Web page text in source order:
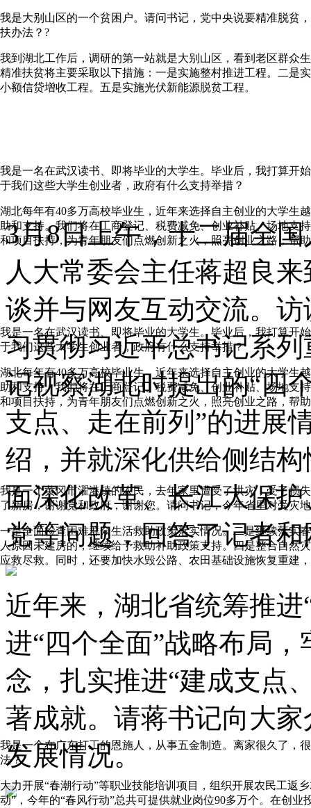
3月8日上午，十二届全
人大常委会主任蒋超良
谈并与网友互动交流。
习贯彻习近平总书记系
记视察湖北时提出的“四
支点、走在前列”的进展
绍，并就深化供给侧结
面深化改革、长江大保
党等问题，回答了记者
近年来，湖北省统筹推
进“四个全面”战略布局
念，扎实推进“建成支点
著成就。请蒋书记向大
发展情况。
我是大别山区的一个贫困户。请问书记，党中央说要精准脱贫
扶办法？?
我到湖北工作后，调研的第一站就是大别山区，看到老区群众
精准扶贫将主要采取以下措施：一是实施整村推进工程。二是
小额信贷增收工程。五是实施光伏新能源脱贫工程。
我是一名在武汉读书、即将毕业的大学生。毕业后，我打算开
于我们这些大学生创业者，政府有什么支持举措？
湖北每年有40多万高校毕业生，近年来选择自主创业的大学生
助和支持。我们将在工商登记、税费减免、创业补贴、场地支
和项目扶持，为青年朋友们点燃创新之火，照亮创业之路，帮
我是一名在武汉读书、即将毕业的大学生。毕业后，我打算开
于我们这些大学生创业者，政府有什么支持举措？
湖北每年有40多万高校毕业生，近年来选择自主创业的大学生
助和支持。我们将在工商登记、税费减免、创业补贴、场地支
和项目扶持，为青年朋友们点燃创新之火，照亮创业之路，帮
我是一个黄冈市濯港镇的农民，去年家里遭受了洪灾，受了损
了新房，谢谢党和政府，谢谢您。请问书记，今年省里对受灾
一是全面检查困难群众生活救助政策落实情况。二是继续落实
人原因未建房的，继续给予救助补助政策支持。四是整合自然
应救尽救。同时，还要加快水毁公路、农田基础设施恢复重建
我是一个在广东打工的恩施人，从事五金制造。离家很久了，
法？
大力开展“春潮行动”等职业技能培训项目，组织开展农民工返
动”，今年的“春风行动”总共可提供就业岗位90多万个。在创